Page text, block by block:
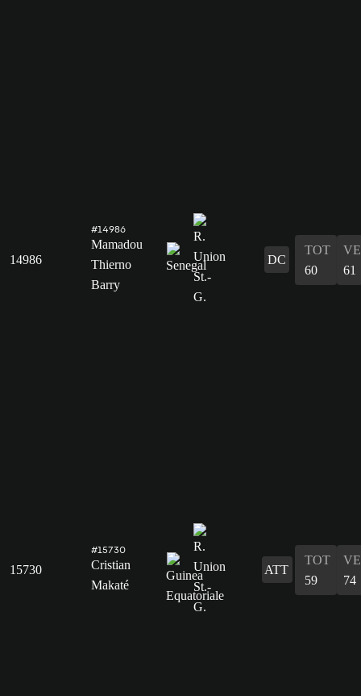
14986
#14986
Mamadou
Thierno
Barry
DC
TOT
60
61
15730
#15730
Cristian
Makaté
ATT
TOT
59
74